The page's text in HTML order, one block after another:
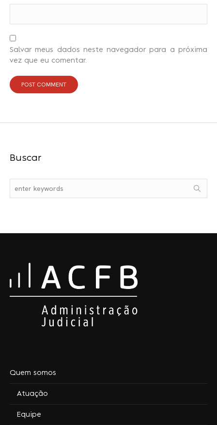
Salvar meus dados neste navegador para a próxima
vez que eu comentar.
Buscar
Quem somos
Atuação
Equipe